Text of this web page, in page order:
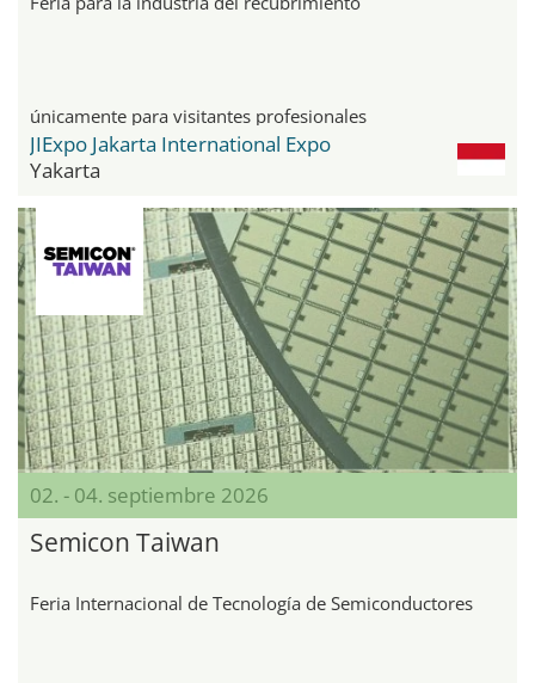
únicamente para visitantes profesionales
JIExpo Jakarta International Expo
Yakarta
02. - 04. septiembre 2026
Semicon Taiwan
Feria Internacional de Tecnología de Semiconductores